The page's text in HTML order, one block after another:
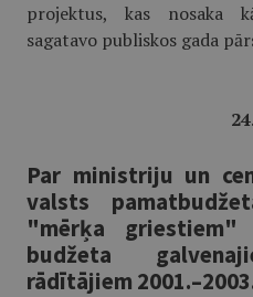
projektus, kas nosaka
sagatavo publiskos gada
Par ministriju un
valsts
"mērķa
budžeta
rādītājiem